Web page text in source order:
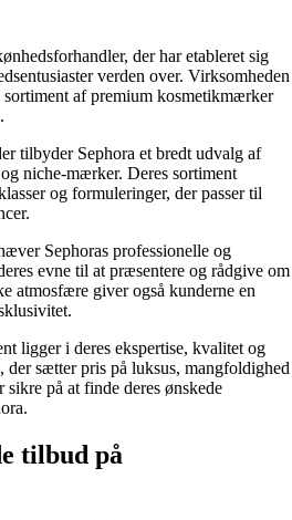
der har etableret sig
verden over. Virksomheden
af premium kosmetikmærker
tilbyder Sephora et bredt udvalg af
niche-mærker. Deres sortiment
og formuleringer, der passer til
Sephoras professionelle og
evne til at præsentere og rådgive om
atmosfære giver også kunderne en
ligger i deres ekspertise, kvalitet og
der sætter pris på luksus, mangfoldighed
på at finde deres ønskede
tilbud på